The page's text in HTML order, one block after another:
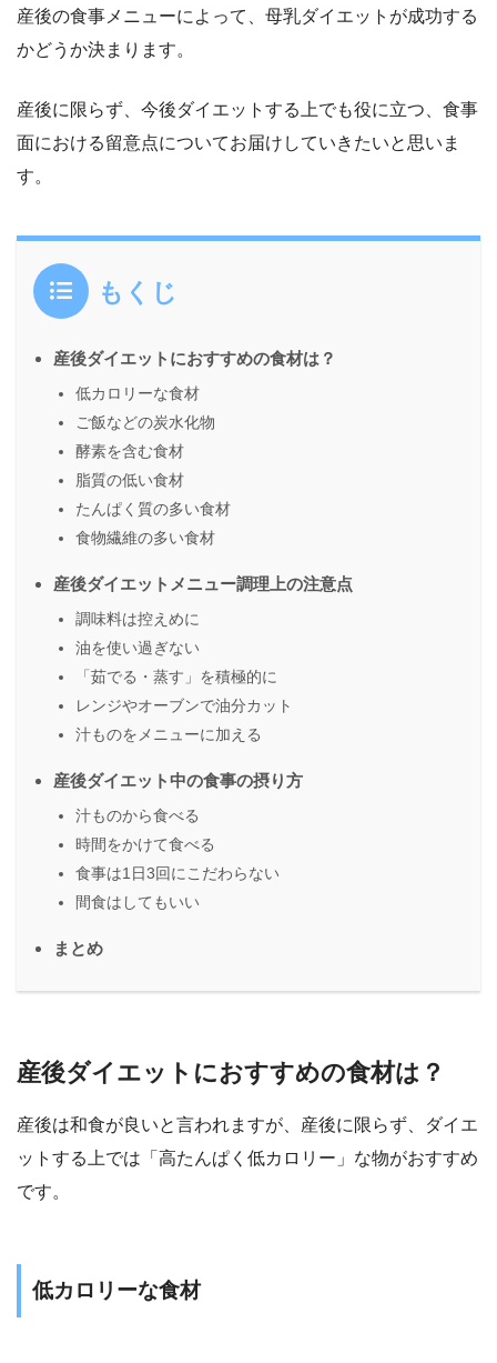
産後の食事メニューによって、母乳ダイエットが成功する
かどうか決まります。
産後に限らず、今後ダイエットする上でも役に立つ、食事
面における留意点についてお届けしていきたいと思いま
す。
もくじ
産後ダイエットにおすすめの食材は？
低カロリーな食材
ご飯などの炭水化物
酵素を含む食材
脂質の低い食材
たんぱく質の多い食材
食物繊維の多い食材
産後ダイエットメニュー調理上の注意点
調味料は控えめに
油を使い過ぎない
「茹でる・蒸す」を積極的に
レンジやオーブンで油分カット
汁ものをメニューに加える
産後ダイエット中の食事の摂り方
汁ものから食べる
時間をかけて食べる
食事は1日3回にこだわらない
間食はしてもいい
まとめ
産後ダイエットにおすすめの食材は？
産後は和食が良いと言われますが、産後に限らず、ダイエ
ットする上では「高たんぱく低カロリー」な物がおすすめ
です。
低カロリーな食材